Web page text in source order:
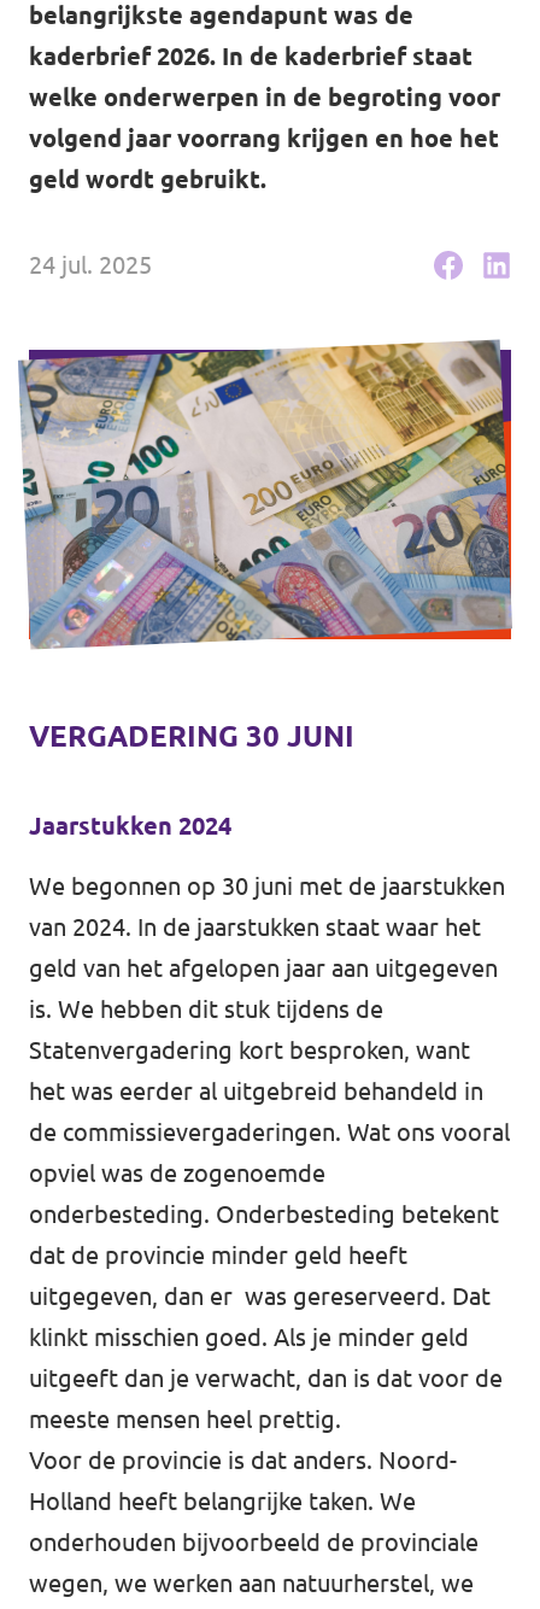
Vacatures
belangrijkste agendapunt was de
kaderbrief 2026. In de kaderbrief staat
welke onderwerpen in de begroting voor
volgend jaar voorrang krijgen en hoe het
geld wordt gebruikt.
24 jul. 2025
VERGADERING 30 JUNI
Jaarstukken 2024
We begonnen op 30 juni met de jaarstukken
van 2024. In de jaarstukken staat waar het
geld van het afgelopen jaar aan uitgegeven
is. We hebben dit stuk tijdens de
Statenvergadering kort besproken, want
het was eerder al uitgebreid behandeld in
de commissievergaderingen. Wat ons vooral
opviel was de zogenoemde
onderbesteding. Onderbesteding betekent
dat de provincie minder geld heeft
uitgegeven, dan er was gereserveerd. Dat
klinkt misschien goed. Als je minder geld
uitgeeft dan je verwacht, dan is dat voor de
meeste mensen heel prettig.
Voor de provincie is dat anders. Noord-
Holland heeft belangrijke taken. We
onderhouden bijvoorbeeld de provinciale
wegen, we werken aan natuurherstel, we